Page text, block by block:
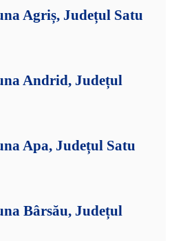
Agriș, Județul Satu
Andrid, Județul
Apa, Județul Satu
Bârsău, Județul